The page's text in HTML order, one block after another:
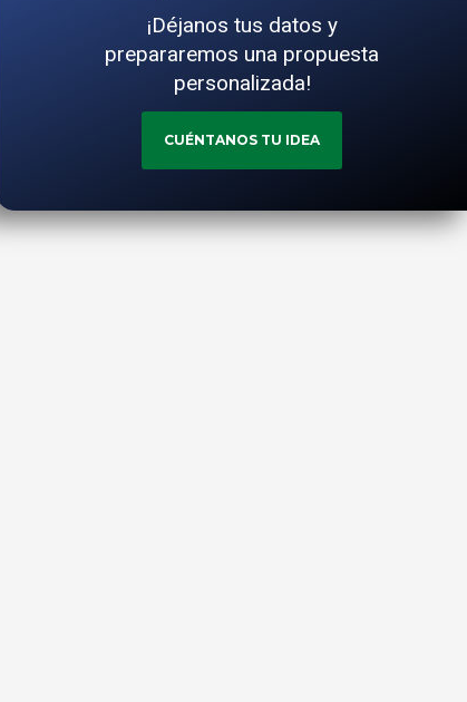
¡Déjanos tus datos y
prepararemos una propuesta
personalizada!
CUÉNTANOS TU IDEA